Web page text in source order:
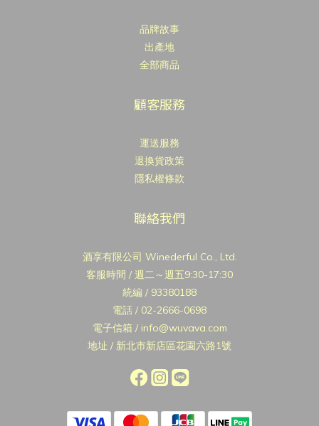
品牌故事
出產地
全部商品
顧客服務
運送服務
退換貨政策
隱私權條款
聯絡我們
酒享有限公司 Winederful Co., Ltd.
客服時間 / 週二～週五9:30-17:30
統編 / 93380188
電話 / 02-2666-0698
電子信箱 / info@wuvava.com
地址 / 新北市新店區花園六路1號